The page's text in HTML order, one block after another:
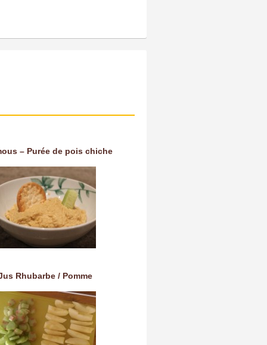
– Purée de pois chiche
Rhubarbe / Pomme